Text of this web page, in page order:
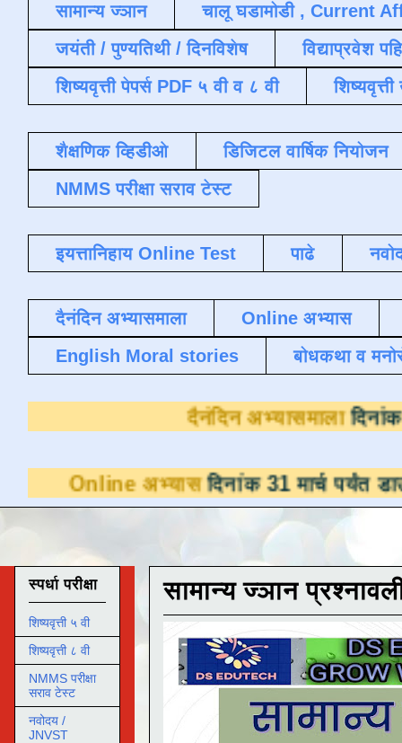
सामान्य ज्ञान
चालू घडामोडी , Current
जयंती / पुण्यतिथी / दिनविशेष
विद्याप्रवेश
शिष्यवृत्ती पेपर्स PDF ५ वी व ८ वी
शैक्षणिक व्हिडीओ
डिजिटल वार्षिक नियोजन
NMMS परीक्षा सराव टेस्ट
इयत्तानिहाय Online Test पाढे
दैनंदिन अभ्यासमाला
Online अभ्यास
English Moral stories
बोधकथा व
दैनंदिन
अभ्यासदिनांक 31 मार्च पर्यंत डाउनलोडसाठी
सामान्य ज्ञान
स्पर्धा परीक्षा
शिष्यवृत्ती ५ वी
शिष्यवृत्ती ८ वी
NMMS परीक्षा
सराव टेस्ट
नवोदय /
JNVST